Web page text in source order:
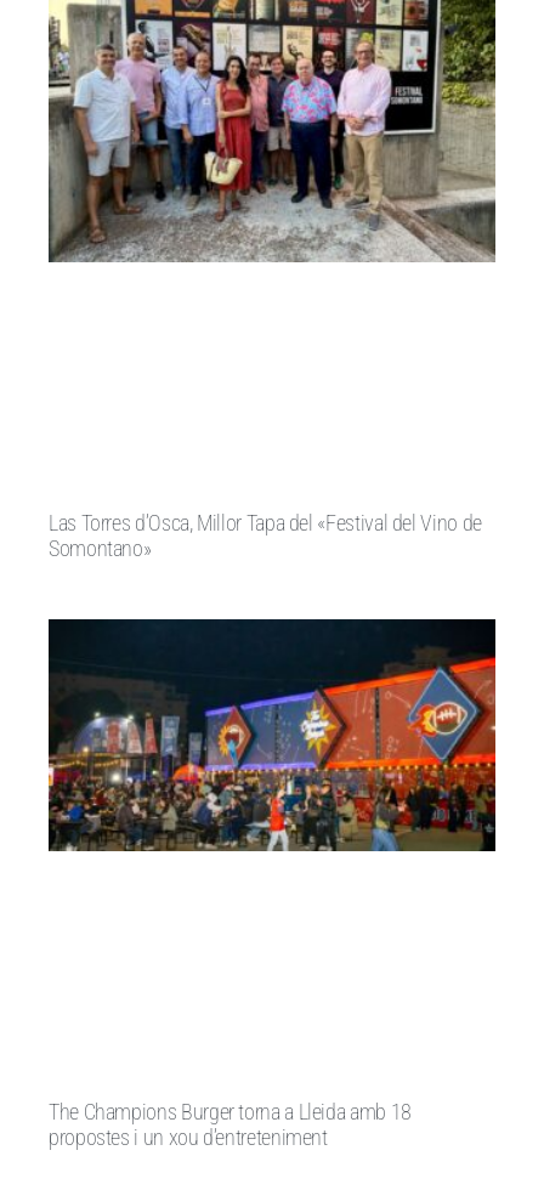
Las Torres d’Osca, Millor Tapa del «Festival del Vino de
Somontano»
The Champions Burger torna a Lleida amb 18
propostes i un xou d’entreteniment